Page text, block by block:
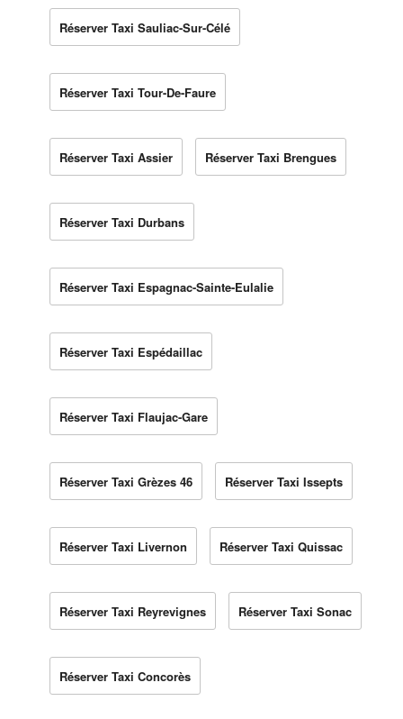
Réserver Taxi Sauliac-Sur-Célé
Réserver Taxi Tour-De-Faure
Réserver Taxi Assier Réserver Taxi Brengues
Réserver Taxi Durbans
Réserver Taxi Espagnac-Sainte-Eulalie
Réserver Taxi Espédaillac
Réserver Taxi Flaujac-Gare
Réserver Taxi Grèzes 46 Réserver Taxi Issepts
Réserver Taxi Livernon Réserver Taxi Quissac
Réserver Taxi Reyrevignes Réserver Taxi Sonac
Réserver Taxi Concorès